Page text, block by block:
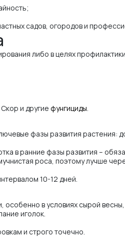
садов, огородов и
либо в целях
и другие фунгициды.
фазы развития растения:
в ранние фазы развития –
роса, поэтому лучше
10-12 дней.
в условиях сырой
иголок.
и строго точечно.